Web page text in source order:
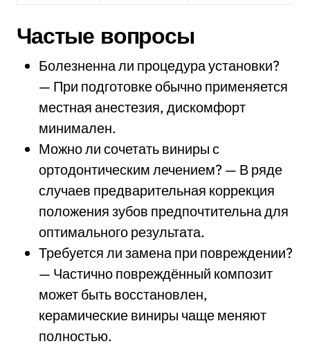
Частые вопросы
Болезненна ли процедура установки?
— При подготовке обычно применяется
местная анестезия, дискомфорт
минимален.
Можно ли сочетать виниры с
ортодонтическим лечением? — В ряде
случаев предварительная коррекция
положения зубов предпочтительна для
оптимального результата.
Требуется ли замена при повреждении?
— Частично повреждённый композит
может быть восстановлен,
керамические виниры чаще меняют
полностью.